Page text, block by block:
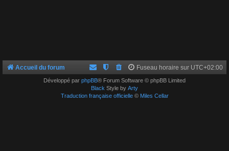
Accueil du forum Fuseau horaire sur UTC+02:00
Développé par phpBB® Forum Software © phpBB Limited
Black Style by Arty
Traduction française officielle© Miles Cellar